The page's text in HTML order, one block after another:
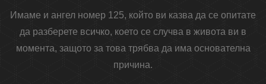
Имаме и ангел номер 125, който ви казва да се опитате
да разберете всичко, което се случва в живота ви в
момента, защото за това трябва да има основателна
причина.